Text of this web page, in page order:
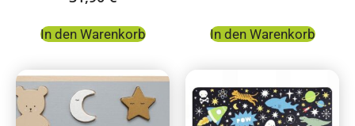
In den Warenkorb In den Warenkorb